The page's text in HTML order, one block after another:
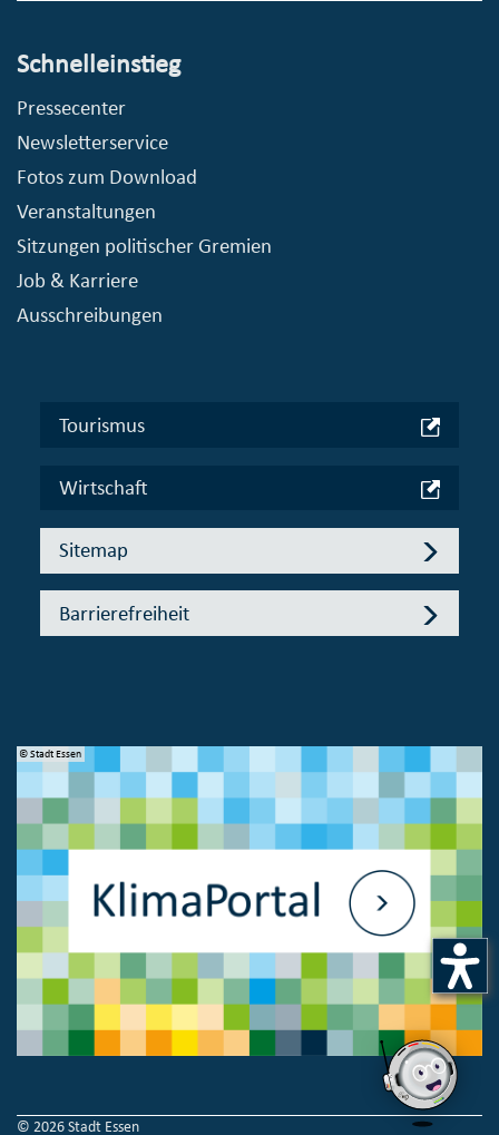
Schnelleinstieg
Pressecenter
Newsletterservice
Fotos zum Download
Veranstaltungen
Sitzungen politischer Gremien
Job & Karriere
Ausschreibungen
Tourismus
Wirtschaft
Sitemap
Barrierefreiheit
© Stadt Essen
© 2026 Stadt Essen